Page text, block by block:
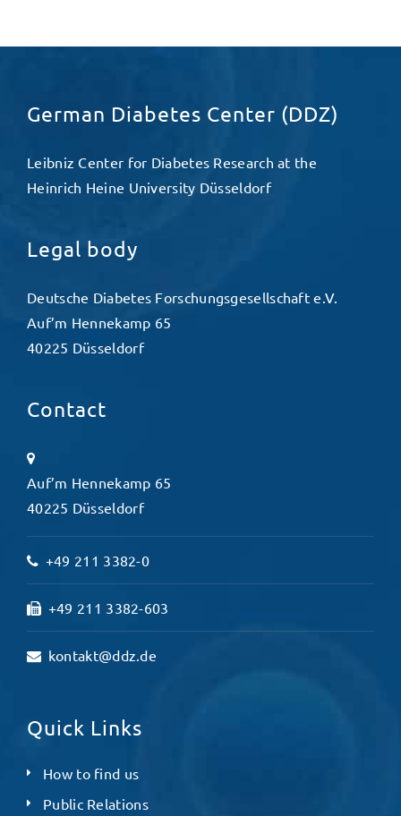
German Diabetes Center (DDZ)
Leibniz Center for Diabetes Research at the
Heinrich Heine University Düsseldorf
Legal body
Deutsche Diabetes Forschungsgesellschaft e.V.
Auf’m Hennekamp 65
40225 Düsseldorf
Contact
Auf’m Hennekamp 65
40225 Düsseldorf
+49 211 3382-0
+49 211 3382-603
kontakt@ddz.de
Quick Links
How to find us
Public Relations